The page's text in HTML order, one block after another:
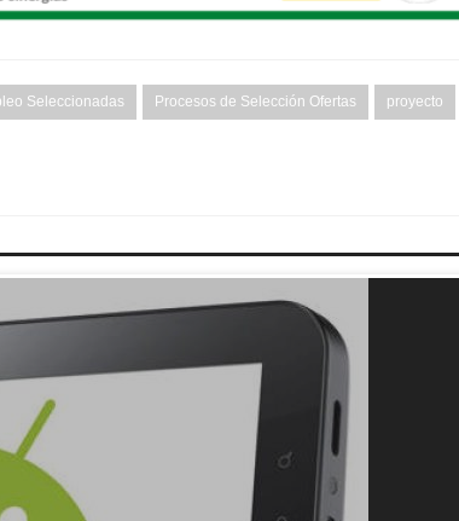
Seleccionadas Procesos de Selección Ofertas proyecto